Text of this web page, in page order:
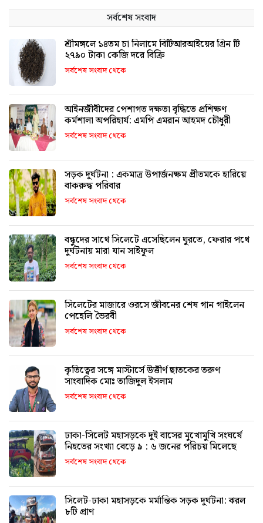
সর্বশেষ সংবাদ
শ্রীমঙ্গলে ১৪তম চা নিলামে বিটিআরআইয়ের গ্রিন টি
২৭৯০ টাকা কেজি দরে বিক্রি
সর্বশেষ সংবাদ থেকে
আইনজীবীদের পেশাগত দক্ষতা বৃদ্ধিতে প্রশিক্ষণ
কর্মশালা অপরিহার্য: এমপি এমরান আহমদ চৌধুরী
সর্বশেষ সংবাদ থেকে
সড়ক দুর্ঘটনা : একমাত্র উপার্জনক্ষম প্রীতমকে হারিয়ে
বাকরুদ্ধ পরিবার
সর্বশেষ সংবাদ থেকে
বন্ধুদের সাথে সিলেটে এসেছিলেন ঘুরতে, ফেরার পথে
দুর্ঘটনায় মারা যান সাইফুল
সর্বশেষ সংবাদ থেকে
সিলেটের মাজারে ওরসে জীবনের শেষ গান গাইলেন
পেহেলি ভৈরবী
সর্বশেষ সংবাদ থেকে
কৃতিত্বের সঙ্গে মাস্টার্সে উত্তীর্ণ ছাতকের তরুণ
সাংবাদিক মোঃ তাজিদুল ইসলাম
সর্বশেষ সংবাদ থেকে
ঢাকা-সিলেট মহাসড়কে দুই বাসের মুখোমুখি সংঘর্ষে
নিহতের সংখ্যা বেড়ে ৯ : ৬ জনের পরিচয় মিলেছে
সর্বশেষ সংবাদ থেকে
সিলেট-ঢাকা মহাসড়কে মর্মান্তিক সড়ক দুর্ঘটনা: ঝরল
৮টি প্রাণ